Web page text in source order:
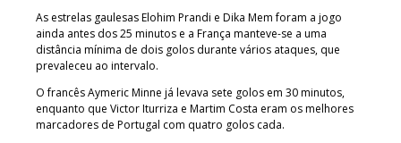
As estrelas gaulesas Elohim Prandi e Dika Mem foram a jogo
ainda antes dos 25 minutos e a França manteve-se a uma
distância mínima de dois golos durante vários ataques, que
prevaleceu ao intervalo.
O francês Aymeric Minne já levava sete golos em 30 minutos,
enquanto que Victor Iturriza e Martim Costa eram os melhores
marcadores de Portugal com quatro golos cada.